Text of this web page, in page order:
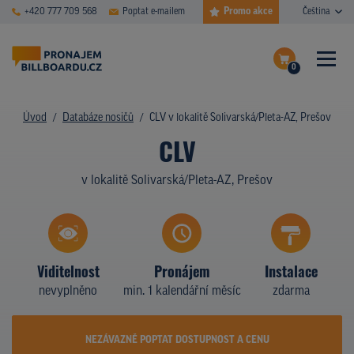
+420 777 709 568 Poptat e-mailem Promo akce Čeština
0
Dokončit poptávku
Zobrazit nosiče na mapě
ČASTÉ DOTAZY
DATABÁZE NOSIČŮ
PLOCHY V AKCI
CENY
Z PRAXE
KDO JSME
Úvod Databáze nosičů CLV v lokalitě Solivarská/Pleta-AZ, Prešov
CLV
v lokalitě Solivarská/Pleta-AZ, Prešov
Viditelnost
nevyplněno
Pronájem
min. 1 kalendářní měsíc
Instalace
zdarma
NEZÁVAZNĚ POPTAT DOSTUPNOST A CENU